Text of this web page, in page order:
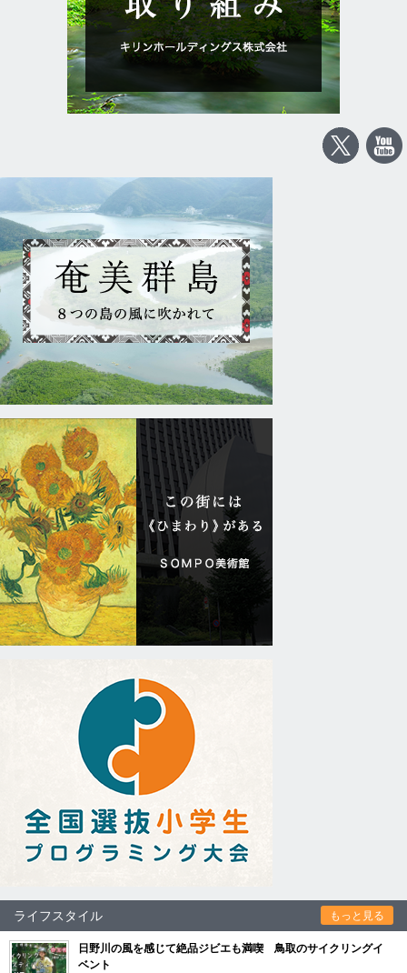
ライフスタイル もっと見る
日野川の風を感じて絶品ジビエも満喫 鳥取のサイクリングイ
ベント